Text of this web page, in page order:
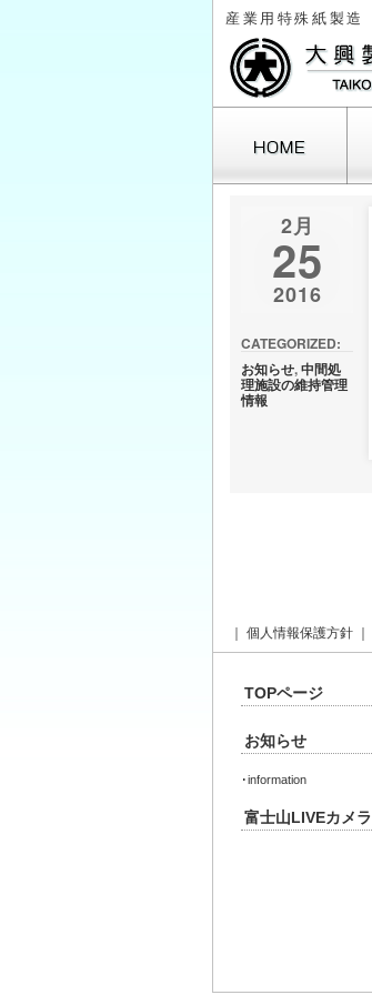
産業用特殊紙製造
2月
25
2016
CATEGORIZED:
お知らせ,中間処
理施設の維持管理
情報
個人情報保護方針
TOPページ
お知らせ
･information
富士山LIVEカメラ